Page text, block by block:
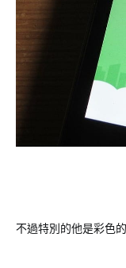
不過特別的他是彩色